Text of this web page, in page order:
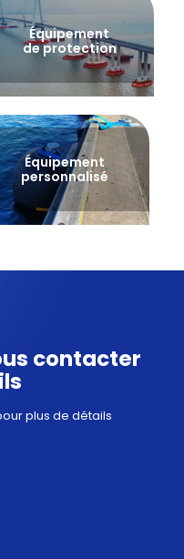
Équipement
de protection
Équipement
personnalisé
contacter
plus de détails